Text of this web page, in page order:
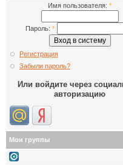
Имя пользователя:*
Пароль:*
Регистрация
Забыли пароль?
Или войдите через
авторизацию
Мои группы